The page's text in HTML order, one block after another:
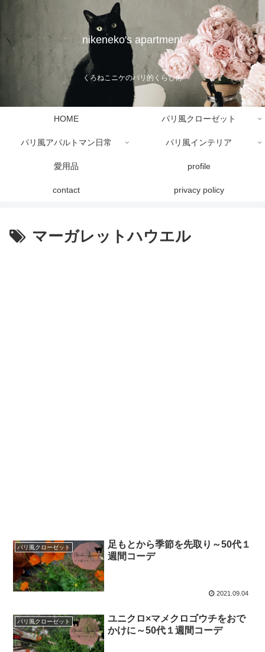
nikeneko's apartment
くろねこニケのパリ的くらし術
HOME パリ風クローゼット
パリ風アパルトマン日常 パリ風インテリア
愛用品 profile
contact privacy policy
マーガレットハウエル
パリ風クローゼット
足もとから季節を先取り～50代１
週間コーデ
2021.09.04
パリ風クローゼット
ユニクロ×マメクロゴウチをおで
かけに～50代１週間コーデ